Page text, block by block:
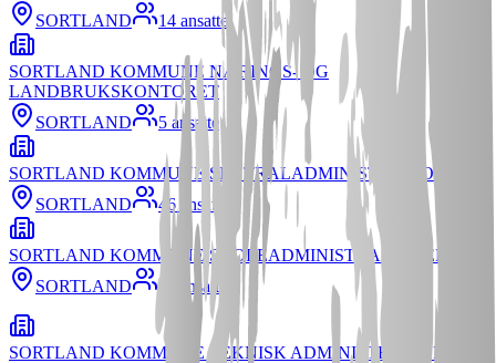
SORTLAND
14 ansatte
SORTLAND KOMMUNE NÆRINGS- OG
LANDBRUKSKONTORET
SORTLAND
5 ansatte
SORTLAND KOMMUNE SENTRALADMINISTRASJON
SORTLAND
46 ansatte
SORTLAND KOMMUNE SKOLEADMINISTRASJONEN
SORTLAND
ansatte
SORTLAND KOMMUNE TEKNISK ADMINISTRASJON